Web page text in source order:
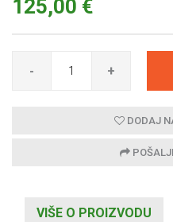
125,00 €
- +
DODAJ
VIŠE O PROIZVODU